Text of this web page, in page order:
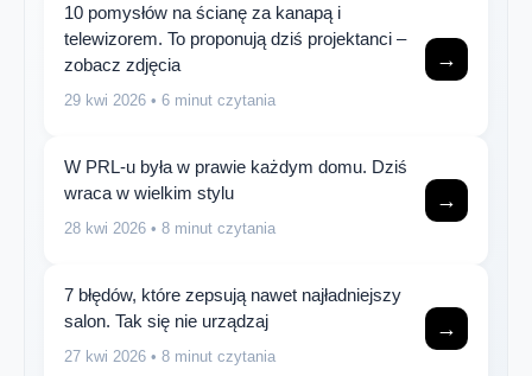
10 pomysłów na ścianę za kanapą i
telewizorem. To proponują dziś projektanci –
zobacz zdjęcia
29 kwi 2026 • 6 minut czytania
→
W PRL-u była w prawie każdym domu. Dziś
wraca w wielkim stylu
28 kwi 2026 • 8 minut czytania
→
7 błędów, które zepsują nawet najładniejszy
salon. Tak się nie urządzaj
27 kwi 2026 • 8 minut czytania
→